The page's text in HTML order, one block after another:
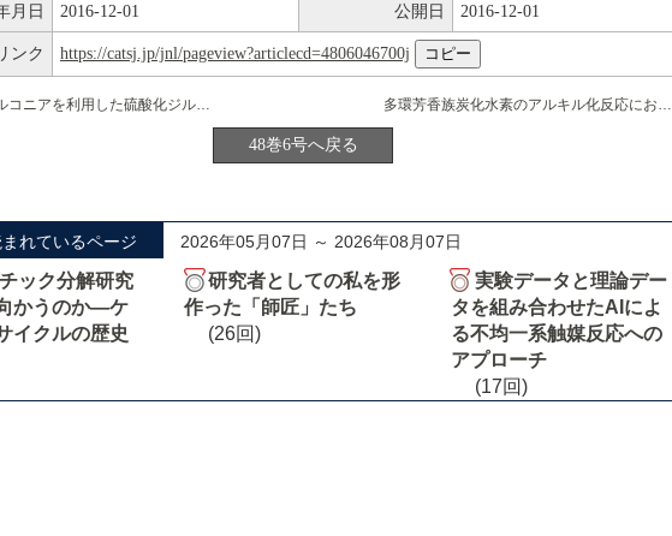
月日 2016-12-01 公開日 2016-12-01
ンク https://catsj.jp/jnl/pageview?articlecd=4806046700j
多環芳香族炭化水素のアルキル化反応における大孔径ゼオライトの形状選択性
参照触媒ジルコニアを利用した硫酸化ジルコニアのキャラクタリゼーションとモデル反応
48巻6号へ戻る
れているページ 2026年05月07日 ～ 2026年08月07日
ック分解研究
かうのか―ケ
イクルの歴史
研究者としての私を形
作った「師匠」たち
(26回)
実験データと理論デー
タを組み合わせたAIによ
る不均一系触媒反応への
アプローチ
(17回)